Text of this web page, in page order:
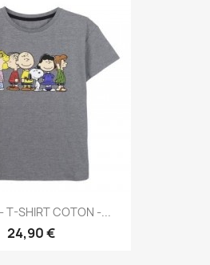
T-SHIRT COTON -...
24,90 €